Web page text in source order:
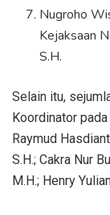
Nugroho
Kejaksaan
S.H.
Selain itu,
Koordinator
Raymud
S.H.; Cakra Nur
M.H.; Henry